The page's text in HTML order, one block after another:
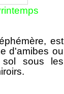
est
d'amibes ou
sous les